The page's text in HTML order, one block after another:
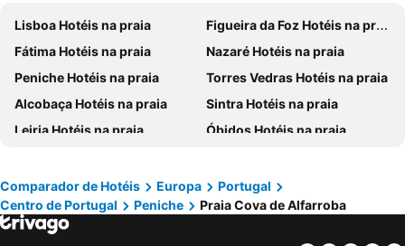
Agua d'Alma Hotel
Hotel Louro
Hotel Neptuno
Josefa D`Obidos Hotel
Hotel Dona Leonor
Hotel Vila d'Óbidos
Sea Garden Residência
Aktion Peniche Hostel & Apartments
Pousada Vila Óbidos
Marazul
Hotel Dom Lourenço
Hotel Hebe
Casa de Campo Sao Rafael
Hotel Rainha Santa Isabel
The Literary Man Obidos Hotel
Lisboa Hotéis na praia
Figueira da Foz Hotéis na praia
Fátima Hotéis na praia
Nazaré Hotéis na praia
Peniche Hotéis na praia
Torres Vedras Hotéis na praia
Alcobaça Hotéis na praia
Sintra Hotéis na praia
Leiria Hotéis na praia
Óbidos Hotéis na praia
Santarém Hotéis na praia
Oeiras Hotéis na praia
Caldas da Rainha Hotéis na praia
São Pedro de Moel Hotéis na praia
Vieira de Leiria Hotéis na praia
Comparador de Hotéis Europa
Portugal
Centro de Portugal
Peniche Praia Cova de Alfarroba